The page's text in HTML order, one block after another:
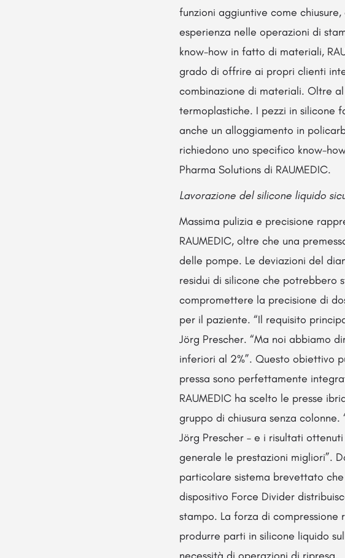
funzioni aggiuntive come
esperienza nelle operazioni di
know-how in fatto di materiali,
grado di offrire ai propri clienti
combinazione di materiali. Oltre al
termoplastiche. I pezzi in silicone
anche un alloggiamento in
richiedono uno specifico know-
Pharma Solutions di RAUMEDIC.
Lavorazione del silicone liquido
Massima pulizia e precisione
RAUMEDIC, oltre che una
delle pompe. Le deviazioni del
residui di silicone che potrebbero
compromettere la precisione di
per il paziente. “Il requisito
Jörg Prescher. “Ma noi abbiamo
inferiori al 2%”. Questo obiettivo
pressa sono perfettamente
RAUMEDIC ha scelto le presse
gruppo di chiusura senza
Jörg Prescher – e i risultati
generale le prestazioni migliori”.
particolare sistema brevettato
dispositivo Force Divider
stampo. La forza di compressione
produrre parti in silicone liquido